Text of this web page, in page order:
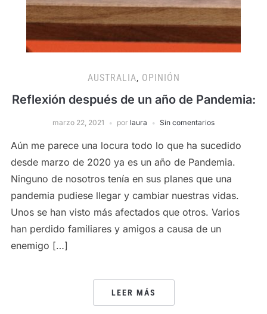
AUSTRALIA, OPINIÓN
Reflexión después de un año de Pandemia:
marzo 22, 2021 por laura Sin comentarios
Aún me parece una locura todo lo que ha sucedido
desde marzo de 2020 ya es un año de Pandemia.
Ninguno de nosotros tenía en sus planes que una
pandemia pudiese llegar y cambiar nuestras vidas.
Unos se han visto más afectados que otros. Varios
han perdido familiares y amigos a causa de un
enemigo […]
LEER MÁS